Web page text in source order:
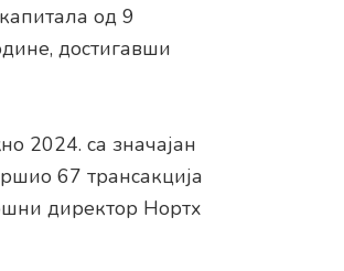
од 9
достигавши
2024. са значајан
67 трансакција
директор Нортх